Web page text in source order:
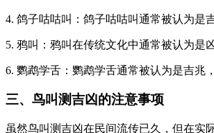
4. 鸽子咕咕叫：鸽子咕咕叫通常被认为是
5. 鸦叫：鸦叫在传统文化中通常被认为是
6. 鹦鹉学舌：鹦鹉学舌通常被认为是吉兆
三、鸟叫测吉凶的注意事项
虽然鸟叫测吉凶在民间流传已久，但在实